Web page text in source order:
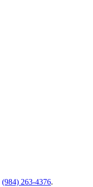
(984) 263-4376.